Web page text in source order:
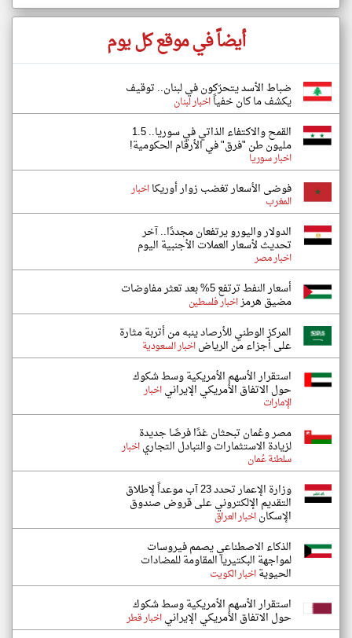
أيضاً في موقع كل يوم
ضباط الأسد يتحرّكون في لبنان.. توقيف
يكشف ما كان خفياًاخبار لبنان
القمح والاكتفاء الذاتي في سوريا.. 1.5
مليون طن "فرق" في الأرقام الحكومية!
اخبار سوريا
فوضى الأسعار تغضب زوار أوريكااخبار
المغرب
الدولار واليورو يرتفعان مجددًا.. آخر
تحديث لأسعار العملات الأجنبية اليوم
اخبار مصر
أسعار النفط ترتفع 5% بعد تعثر مفاوضات
مضيق هرمزاخبار فلسطين
المركز الوطني للأرصاد ينبه من أتربة مثارة
على أجزاء من الرياضاخبار السعودية
استقرار الأسهم الأمريكية وسط شكوك
حول الاتفاق الأمريكي الإيرانياخبار
الإمارات
مصر وعُمان تبحثان غدًا فرصًا جديدة
لزيادة الاستثمارات والتبادل التجارياخبار
سلطنة عُمان
وزارة الإعمار تحدد 23 آب موعداً لإطلاق
التقديم الإلكتروني على قروض صندوق
الإسكاناخبار العراق
الذكاء الاصطناعي يصمم فيروسات
لمواجهة البكتيريا المقاومة للمضادات
الحيويةاخبار الكويت
استقرار الأسهم الأمريكية وسط شكوك
حول الاتفاق الأمريكي الإيرانياخبار قطر